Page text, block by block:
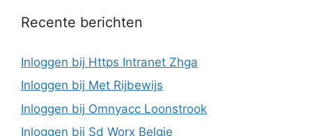
Recente berichten
Inloggen bij Https Intranet Zhga
Inloggen bij Met Rijbewijs
Inloggen bij Omnyacc Loonstrook
Inloggen bij Sd Worx Belgie